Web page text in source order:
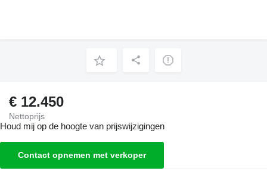
€ 12.450
Nettoprijs
Houd mij op de hoogte van prijswijzigingen
Contact opnemen met verkoper